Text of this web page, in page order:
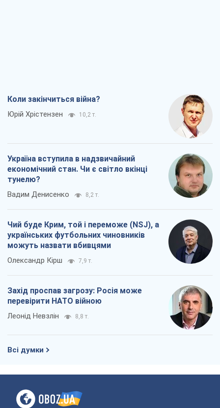
Коли закінчиться війна?
Юрій Хрістензен 10,2 т.
Україна вступила в надзвичайний
економічний стан. Чи є світло вкінці
тунелю?
Вадим Денисенко 8,2 т.
Чий буде Крим, той і переможе (NSJ), а
українських футбольних чиновників
можуть назвати вбивцями
Олександр Кірш 7,9 т.
Захід проспав загрозу: Росія може
перевірити НАТО війною
Леонід Невзлін 8,8 т.
Всі думки